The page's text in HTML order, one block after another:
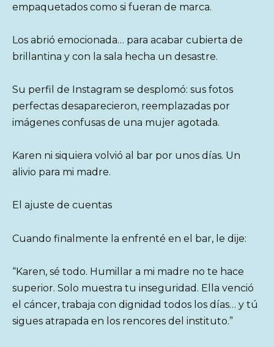
empaquetados como si fueran de marca.
Los abrió emocionada… para acabar cubierta de
brillantina y con la sala hecha un desastre.
Su perfil de Instagram se desplomó: sus fotos
perfectas desaparecieron, reemplazadas por
imágenes confusas de una mujer agotada.
Karen ni siquiera volvió al bar por unos días. Un
alivio para mi madre.
El ajuste de cuentas
Cuando finalmente la enfrenté en el bar, le dije:
“Karen, sé todo. Humillar a mi madre no te hace
superior. Solo muestra tu inseguridad. Ella venció
el cáncer, trabaja con dignidad todos los días… y tú
sigues atrapada en los rencores del instituto.”